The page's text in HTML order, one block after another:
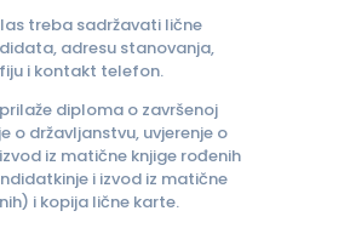
treba sadržavati lične
adresu stanovanja,
i kontakt telefon.
diploma o završenoj
o državljanstvu, uvjerenje o
iz matične knjige rođenih
i izvod iz matične
i kopija lične karte.